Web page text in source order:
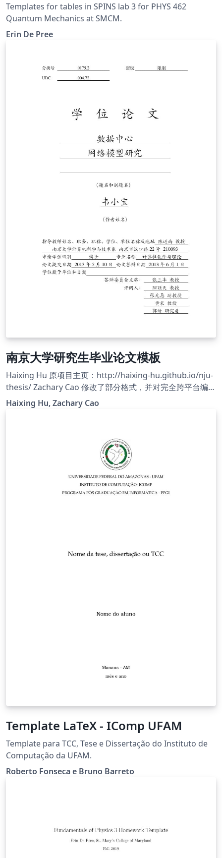
Templates for tables in SPINS lab 3 for PHYS 462
Quantum Mechanics at SMCM.
Erin De Pree
南京大学研究生毕业论文模板
Haixing Hu 原项目主页：http://haixing-hu.github.io/nju-
thesis/ Zachary Cao 修改了部分格式，并对完全跨平台编译
做了适配，使之运行在 Overleaf 平台上。 Zachary Cao 的
项目主页：https://github.com/ZLCao/nju-thesis
Haixing Hu, Zachary Cao
Template LaTeX - IComp UFAM
Template para TCC, Tese e Dissertação do Instituto de
Computação da UFAM.
Roberto Fonseca e Bruno Barreto